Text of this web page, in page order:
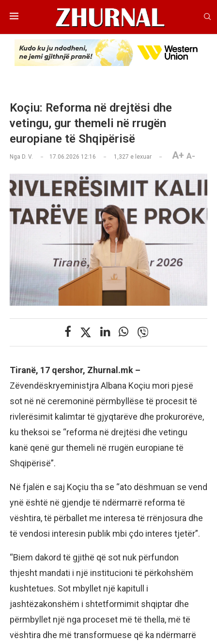
Koçiu: Reforma në drejtësi dhe
vetingu, gur themeli në rrugën
europiane të Shqipërisë
Nga D. V. 17.06.2026 12:16 1,327 e lexuar A+ A-
Tiranë, 17 qershor, Zhurnal.mk –
Zëvendëskryeministjra Albana Koçiu mori pjesë
sot në në ceremoninë përmbyllëse të procesit të
rivlerësimit kalimtar të gjyqtarëve dhe prokurorëve,
ku theksoi se “reforma në drejtësi dhe vetingu
kanë qenë gur themeli në rrugën europiane të
Shqipërisë”.
Në fjalën e saj Koçiu tha se “ato dëshmuan se vend
ynë është në gjendje të ndërmarrë reforma të
vështira, të përballet me interesa të rrënjosura dhe
të vendosi interesin publik mbi çdo interes tjetër”.
“Biem dakord të gjithë që sot nuk përfundon
thjesht mandati i një institucioni të përkohshëm
kushtetues. Sot mbyllet një kapitull i
jashtëzakonshëm i shtetformimit shqiptar dhe
përmbyllet një nga proceset më të thella, më të
vështira dhe më transformuese që ka ndërmarrë